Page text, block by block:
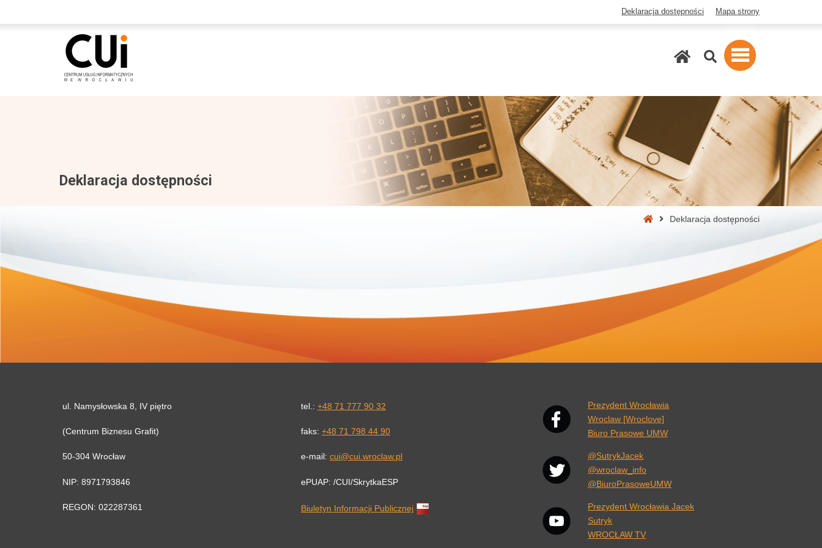
Deklaracja dostępności Mapa strony
Szukaj
Deklaracja dostępności
StronaDeklaracja dostępności
ul. Namysłowska 8, IV piętro
(Centrum Biznesu Grafit)
50-304 Wrocław
NIP: 8971793846
REGON: 022287361
tel.: +48 71 777 90 32
faks: +48 71 798 44 90
e-mail: cui@cui.wroclaw.pl
ePUAP: /CUI/SkrytkaESP
Biuletyn Informacji Publicznej
Prezydent Wrocławia
Wroclaw [Wroclove]
Biuro Prasowe UMW
@SutrykJacek
@wroclaw_info
@BiuroPrasoweUMW
Prezydent Wrocławia Jacek
Sutryk
WROCŁAW TV